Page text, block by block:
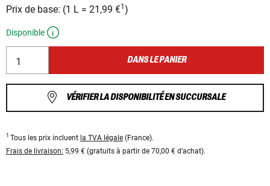
Prix ​​de base: (1 L = 21,99 €1 )
Disponible
DANS LE PANIER
VÉRIFIER LA DISPONIBILITÉ EN SUCCURSALE
1 Tous les prix incluent la TVA légale (France).
Frais de livraison: 5,99 € (gratuits à partir de 70,00 € d’achat).